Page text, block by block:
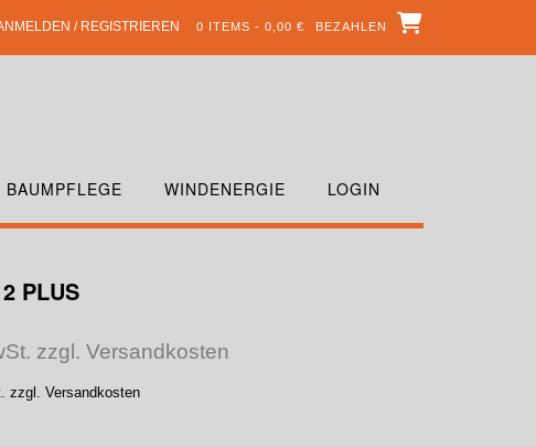
/ REGISTRIEREN 0 ITEMS - 0,00 € BEZAHLEN
BAUMPFLEGE WINDENERGIE LOGIN
PLUS
zzgl. Versandkosten
zzgl. Versandkosten